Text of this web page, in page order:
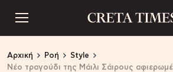
Αρχική Ροή
Style
Nέο τραγούδι της Μάιλι Σάιρους